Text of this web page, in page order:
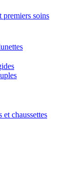
premiers soins
et chaussettes